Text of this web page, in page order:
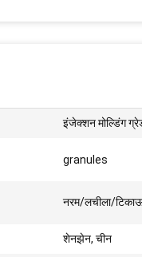
इंजेक्शन मोल्डिंग
granules
नरम/लचीला/
शेनझेन, चीन